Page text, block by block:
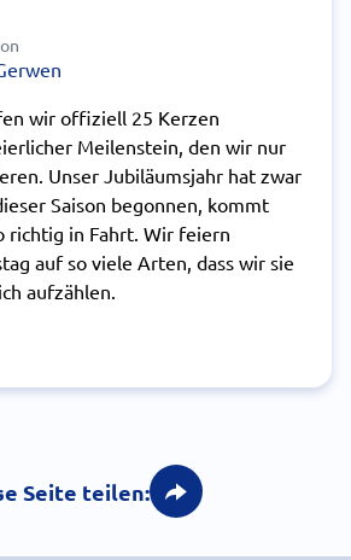
wir offiziell 25 Kerzen
Meilenstein, den wir nur
Unser Jubiläumsjahr hat zwar
Saison begonnen, kommt
richtig in Fahrt. Wir feiern
auf so viele Arten, dass wir sie
aufzählen.
Seite teilen: